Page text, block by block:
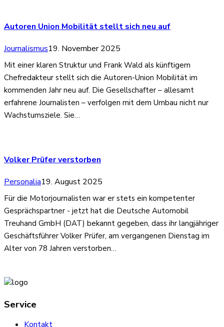
Autoren Union Mobilität stellt sich neu auf
Journalismus19. November 2025
Mit einer klaren Struktur und Frank Wald als künftigem
Chefredakteur stellt sich die Autoren-Union Mobilität im
kommenden Jahr neu auf. Die Gesellschafter – allesamt
erfahrene Journalisten – verfolgen mit dem Umbau nicht nur
Wachstumsziele. Sie…
Volker Prüfer verstorben
Personalia19. August 2025
Für die Motorjournalisten war er stets ein kompetenter
Gesprächspartner - jetzt hat die Deutsche Automobil
Treuhand GmbH (DAT) bekannt gegeben, dass ihr langjähriger
Geschäftsführer Volker Prüfer, am vergangenen Dienstag im
Alter von 78 Jahren verstorben…
Service
Kontakt